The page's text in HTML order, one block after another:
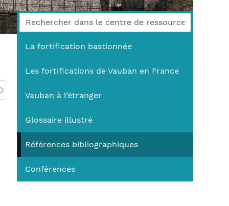
La fortification bastionnée
Les fortifications de Vauban en France
Vauban à l’étranger
Glossaire illustré
Références bibliographiques
Conférences